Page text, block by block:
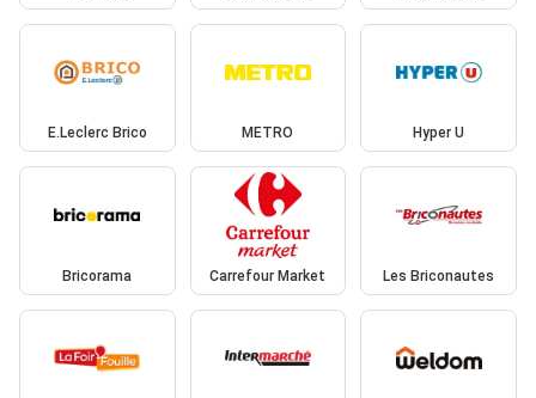
E.Leclerc Brico METRO Hyper U
Bricorama Carrefour Market Les Briconautes